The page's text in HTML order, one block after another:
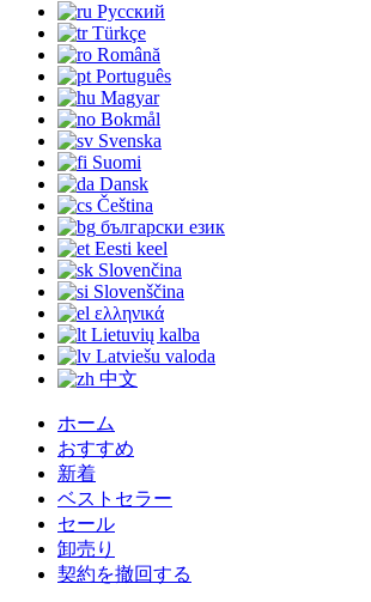
Русский
Türkçe
Română
Português
Magyar
Bokmål
Svenska
Suomi
Dansk
Čeština
български език
Eesti keel
Slovenčina
Slovenščina
ελληνικά
Lietuvių kalba
Latviešu valoda
中文
ホーム
おすすめ
新着
ベストセラー
セール
卸売り
契約を撤回する